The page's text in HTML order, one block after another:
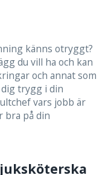
känns otryggt?
du vill ha och kan
och annat som
dig trygg i din
vars jobb är
bra på din